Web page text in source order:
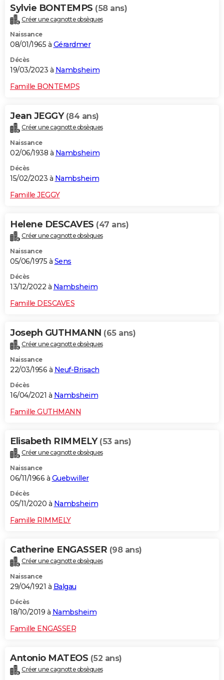
Sylvie BONTEMPS (58 ans)
Créer une cagnotte obsèques
Naissance
08/01/1965 à Gérardmer
Décès
19/03/2023 à Nambsheim
Famille BONTEMPS
Jean JEGGY (84 ans)
Créer une cagnotte obsèques
Naissance
02/06/1938 à Nambsheim
Décès
15/02/2023 à Nambsheim
Famille JEGGY
Helene DESCAVES (47 ans)
Créer une cagnotte obsèques
Naissance
05/06/1975 à Sens
Décès
13/12/2022 à Nambsheim
Famille DESCAVES
Joseph GUTHMANN (65 ans)
Créer une cagnotte obsèques
Naissance
22/03/1956 à Neuf-Brisach
Décès
16/04/2021 à Nambsheim
Famille GUTHMANN
Elisabeth RIMMELY (53 ans)
Créer une cagnotte obsèques
Naissance
06/11/1966 à Guebwiller
Décès
05/11/2020 à Nambsheim
Famille RIMMELY
Catherine ENGASSER (98 ans)
Créer une cagnotte obsèques
Naissance
29/04/1921 à Balgau
Décès
18/10/2019 à Nambsheim
Famille ENGASSER
Antonio MATEOS (52 ans)
Créer une cagnotte obsèques